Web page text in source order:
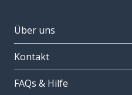
Über uns
Kontakt
FAQs & Hilfe